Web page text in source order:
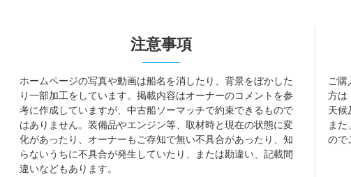
注意事項
ホームページの写真や動画は船名を消したり、背景をぼかした
り一部加工をしています。掲載内容はオーナーのコメントを参
考に作成していますが、中古船ソーマッチで約束できるもので
はありません。装備品やエンジン等、取材時と現在の状態に変
化があったり、オーナーもご存知で無い不具合があったり、知
らないうちに不具合が発生していたり、または勘違い、記載間
違いなどもあります。
ご購
方は
天候
また
ので